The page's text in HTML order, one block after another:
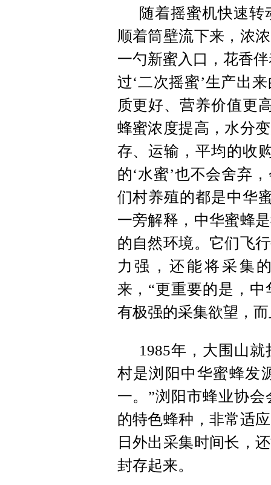
随着摇蜜机快速
顺着筒壁流下来，浓
一勺新蜜入口，花香
过‘二次摇蜜’生产出
质更好、营养价值更
蜂蜜浓度提高，水分
存、运输，平均的收
的‘水蜜’也不会舍弃
们村养殖的都是中华
一旁解释，中华蜜蜂
的自然环境。它们飞
力强，还能将采集
来，“更重要的是，
有极强的采集欲望，
1985年，大围山
村是浏阳中华蜜蜂发
一。”浏阳市蜂业协
的特色蜂种，非常适
日外出采集时间长，
封存起来。